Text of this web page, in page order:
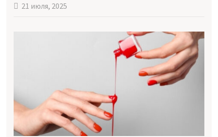
21 июля, 2025